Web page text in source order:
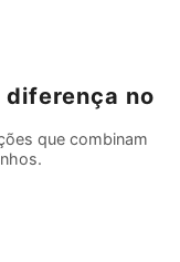
no
que combinam